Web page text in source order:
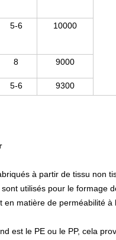
5-6 10000
8 9000
5-6 9300
à partir de tissu non
utilisés pour le formage
matière de perméabilité à
est le PE ou le PP, cela